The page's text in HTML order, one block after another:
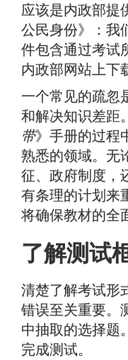
应该是内政部提
公民身份》：我
件包含通过考试
内政部网站上下
一个常见的疏忽
和解决知识差距
带》手册的过程
熟悉的领域。无
征、政府制度，
有条理的计划来
将确保教材的全
了解测试
清楚了解考试形
错误至关重要。
中抽取的选择题
完成测试。